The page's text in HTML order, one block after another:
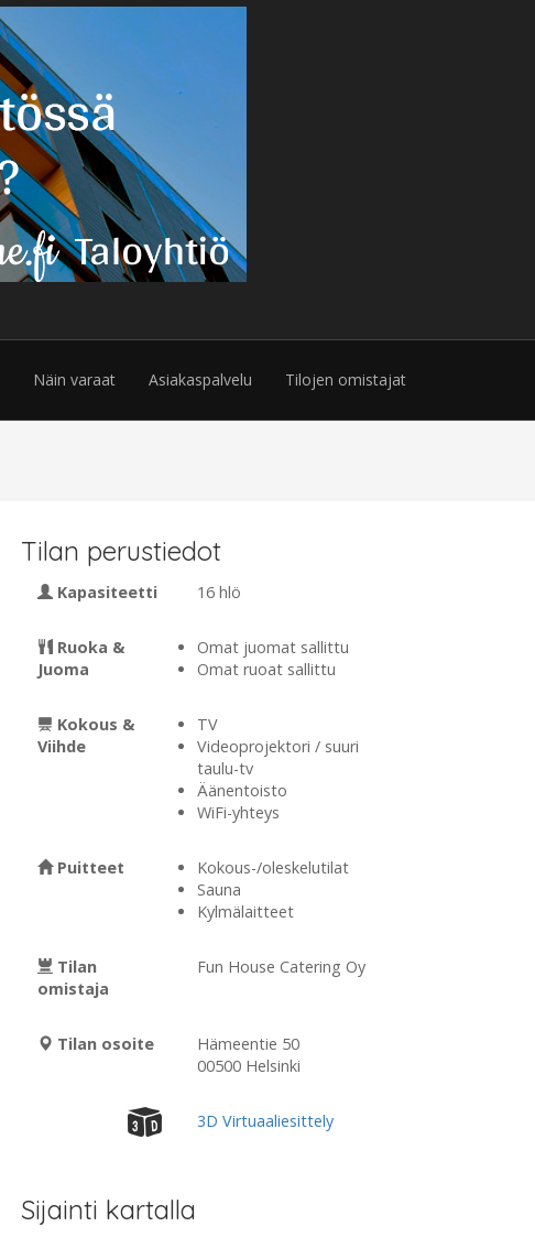
Näin varaat Asiakaspalvelu Tilojen omistajat
Tilan perustiedot
Kapasiteetti 16 hlö
Ruoka &
Juoma
Omat juomat sallittu
Omat ruoat sallittu
Kokous &
Viihde
TV
Videoprojektori / suuri
taulu-tv
Äänentoisto
WiFi-yhteys
Puitteet
Kokous-/oleskelutilat
Sauna
Kylmälaitteet
Tilan
omistaja
Fun House Catering Oy
Tilan osoite
Hämeentie 50
00500 Helsinki
3D Virtuaaliesittely
Sijainti kartalla